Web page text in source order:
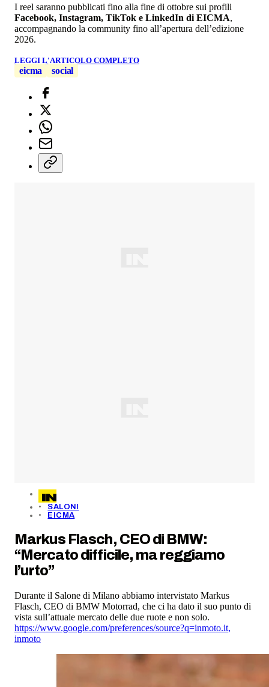
I reel saranno pubblicati fino alla fine di ottobre sui profili
Facebook, Instagram, TikTok e LinkedIn di EICMA,
accompagnando la community fino all’apertura dell’edizione
2026.
LEGGI L'ARTICOLO COMPLETO
eicma social
SALONI
EICMA
Markus Flasch, CEO di BMW:
“Mercato difficile, ma reggiamo
l’urto”
Durante il Salone di Milano abbiamo intervistato Markus
Flasch, CEO di BMW Motorrad, che ci ha dato il suo punto di
vista sull’attuale mercato delle due ruote e non solo.
https://www.google.com/preferences/source?q=inmoto.it,
inmoto